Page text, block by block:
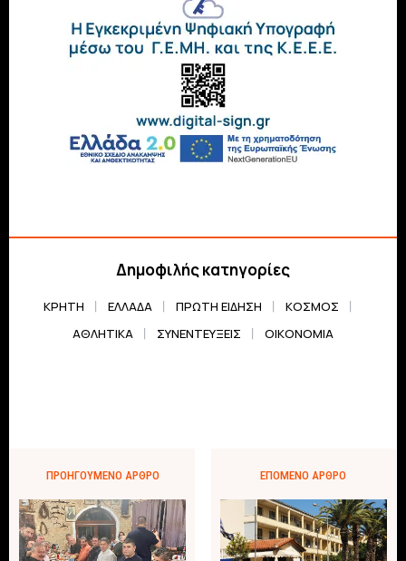
Δημοφιλής κατηγορίες
ΚΡΗΤΗ ΕΛΛΆΔΑ ΠΡΏΤΗ ΕΊΔΗΣΗ
ΚΌΣΜΟΣ
ΑΘΛΗΤΙΚΆ
ΣΥΝΕΝΤΕΎΞΕΙΣ ΟΙΚΟΝΟΜΊΑ
ΠΡΟΗΓΟΎΜΕΝΟ ΆΡΘΡΟ ΕΠΌΜΕΝΟ ΆΡΘΡΟ